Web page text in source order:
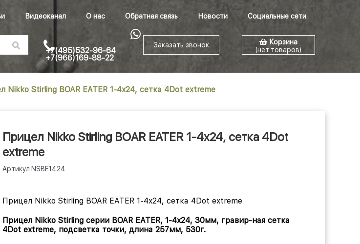
Видеоканал О нас Обратная связь Новости Социальные сети
+7(495)532-96-64
+7(966)169-88-22
Заказать звонок
Корзина
(нет товаров)
Nikko Stirling BOAR EATER 1-4x24, сетка 4Dot extreme
Прицел Nikko Stirling BOAR EATER 1-4x24, сетка 4Dot
extreme
Артикул NSBE1424
Прицел Nikko Stirling BOAR EATER 1-4x24, сетка 4Dot extreme
Прицел Nikko Stirling серии BOAR EATER, 1-4x24, 30мм, гравир-ная сетка
4Dot extreme, подсветка точки, длина 257мм, 530г.